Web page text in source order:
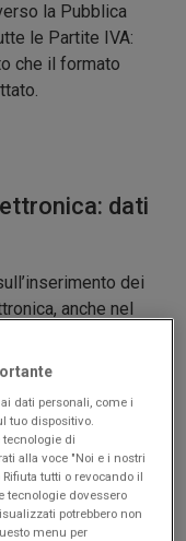
la Pubblica
le Partite IVA:
che il formato
dati
dei
anche nel
dati personali, come i
tuo dispositivo.
tecnologie di
alla voce "Noi e i nostri
tutti o revocando il
tecnologie dovessero
potrebbero non
menu per